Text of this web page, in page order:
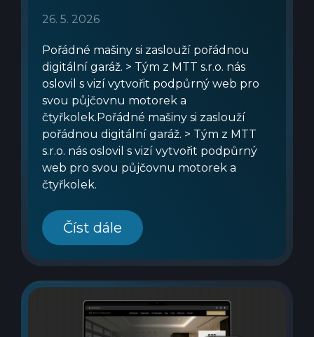
26. 5. 2026
Pořádné mašiny si zaslouží pořádnou
digitální garáž. > Tým z MTT s.r.o. nás
oslovil s vizí vytvořit podpůrný web pro
svou půjčovnu motorek a
čtyřkolek.Pořádné mašiny si zaslouží
pořádnou digitální garáž. > Tým z MTT
s.r.o. nás oslovil s vizí vytvořit podpůrný
web pro svou půjčovnu motorek a
čtyřkolek.
Číst dále